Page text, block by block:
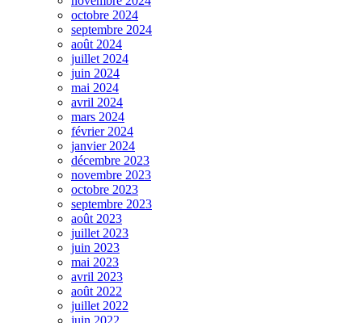
octobre 2024
septembre 2024
août 2024
juillet 2024
juin 2024
mai 2024
avril 2024
mars 2024
février 2024
janvier 2024
décembre 2023
novembre 2023
octobre 2023
septembre 2023
août 2023
juillet 2023
juin 2023
mai 2023
avril 2023
août 2022
juillet 2022
juin 2022